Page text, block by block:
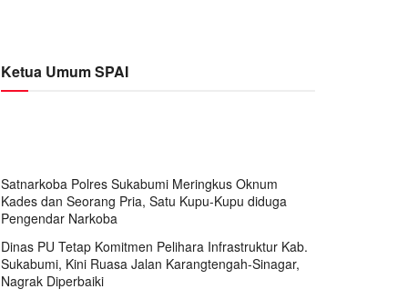
Ketua Umum SPAI
Satnarkoba Polres Sukabumi Meringkus Oknum
Kades dan Seorang Pria, Satu Kupu-Kupu diduga
Pengendar Narkoba
Dinas PU Tetap Komitmen Pelihara Infrastruktur Kab.
Sukabumi, Kini Ruasa Jalan Karangtengah-Sinagar,
Nagrak Diperbaiki